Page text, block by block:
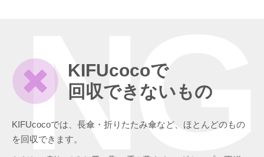
KIFUcocoで
回収できないもの
KIFUcocoでは、長傘・折りたたみ傘など、ほとんどのもの
を回収できます。
NG